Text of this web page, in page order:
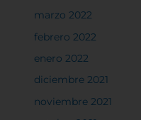
marzo 2022
febrero 2022
enero 2022
diciembre 2021
noviembre 2021